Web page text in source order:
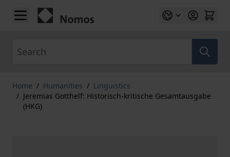
Skip to Content
Home / Humanities / Linguistics
/ Jeremias Gotthelf: Historisch-kritische Gesamtausgabe
(HKG)